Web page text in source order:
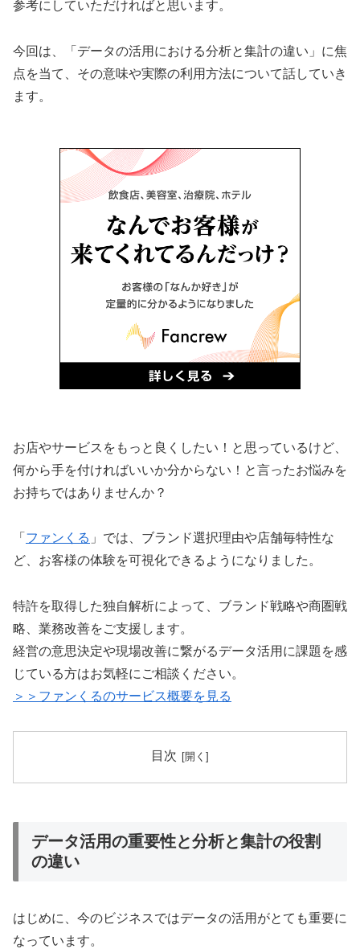
参考にしていただければと思います。
今回は、「データの活用における分析と集計の違い」に焦
点を当て、その意味や実際の利用方法について話していき
ます。
お店やサービスをもっと良くしたい！と思っているけど、
何から手を付ければいいか分からない！と言ったお悩みを
お持ちではありませんか？
「 ファンくる 」では、ブランド選択理由や店舗毎特性な
ど、お客様の体験を可視化できるようになりました。
特許を取得した独自解析によって、ブランド戦略や商圏戦
略、業務改善をご支援します。
経営の意思決定や現場改善に繋がるデータ活用に課題を感
じている方はお気軽にご相談ください。
＞＞ファンくるのサービス概要を見る
目次
データ活用の重要性と分析と集計の役割
の違い
はじめに、今のビジネスではデータの活用がとても重要に
なっています。